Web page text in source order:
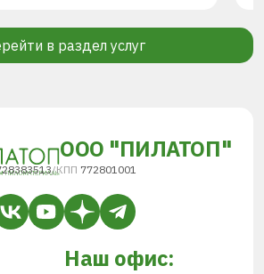
в раздел услуг
ООО "ПИЛАТОП"
/КПП 772801001
Наш офис: